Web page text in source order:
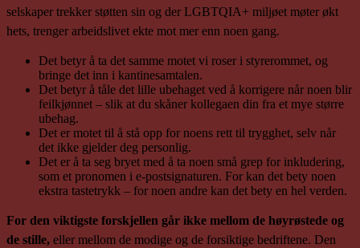
selskaper trekker støtten sin og der LGBTQIA+ miljøet møter økt
hets, trenger arbeidslivet ekte mot mer enn noen gang.
Det betyr å ta det samme motet vi roser i styrerommet, og
bringe det inn i kantinesamtalen.
Det betyr å tåle det lille ubehaget ved å korrigere når noen blir
feilkjønnet – slik at du skåner kollegaen din fra et mye større
ubehag.
Det er motet til å stå opp for noens rett til trygghet, selv når
det ikke gjelder deg personlig.
Det er å ta seg bryet med å ta noen små grep for inkludering,
som et pronomen i e-postsignaturen. For kan det bety noen
ekstra tastetrykk – for noen andre kan det bety en hel verden.
For den viktigste forskjellen går ikke mellom de høyrøstede og
de stille, eller mellom de modige og de forsiktige bedriftene. Den